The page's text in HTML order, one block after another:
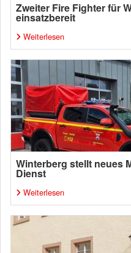
Zweiter Fire Fighter für
einsatzbereit
Weiterlesen
Winterberg stellt neues
Dienst
Weiterlesen